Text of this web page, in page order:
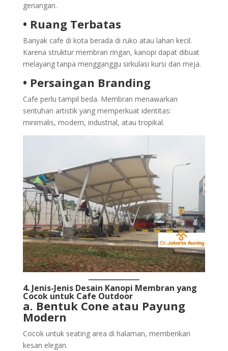
genangan.
• Ruang Terbatas
Banyak cafe di kota berada di ruko atau lahan kecil.
Karena struktur membran ringan, kanopi dapat dibuat
melayang tanpa mengganggu sirkulasi kursi dan meja.
• Persaingan Branding
Cafe perlu tampil beda. Membran menawarkan
sentuhan artistik yang memperkuat identitas:
minimalis, modern, industrial, atau tropikal.
4. Jenis-Jenis Desain Kanopi Membran yang
Cocok untuk Cafe Outdoor
a. Bentuk Cone atau Payung
Modern
Cocok untuk seating area di halaman, memberikan
kesan elegan.